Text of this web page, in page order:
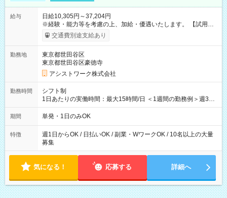
給与
日給10,305円～37,204円
※経験・能力等を考慮の上、加給・優遇いたします。 【試用期
間】試用期間なし
交通費別途支給あり
勤務地
東京都世田谷区
東京都世田谷区豪徳寺
アシストワーク株式会社
勤務時間
シフト制
1日あたりの実働時間：最大15時間/日 ＜1週間の勤務例＞週3回
勤務 勤務：月・水・金 休み：火・木・土・日 好きな時にお仕事
可能です！ ※1日あたりの最大実働時間は日勤、夜勤共に勤務し
期間 単発・1日のみOK
特徴
週1日からOK / 日払いOK / 副業・WワークOK / 10名以上の大量
募集
気になる！ 応募する 詳細へ